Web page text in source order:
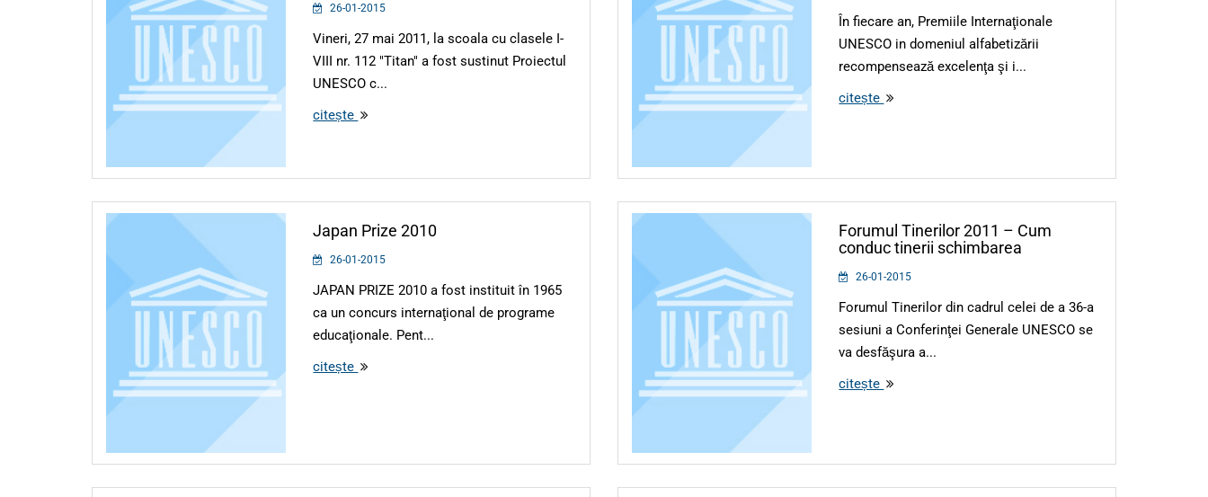
26-01-2015
Vineri, 27 mai 2011, la scoala cu clasele I-
VIII nr. 112 "Titan" a fost sustinut Proiectul
UNESCO c...
citește
În fiecare an, Premiile Internaţionale
UNESCO in domeniul alfabetizării
recompensează excelenţa şi i...
citește
Japan Prize 2010
26-01-2015
JAPAN PRIZE 2010 a fost instituit în 1965
ca un concurs internaţional de programe
educaţionale. Pent...
citește
Forumul Tinerilor 2011 – Cum
conduc tinerii schimbarea
26-01-2015
Forumul Tinerilor din cadrul celei de a 36-a
sesiuni a Conferinţei Generale UNESCO se
va desfăşura a...
citește